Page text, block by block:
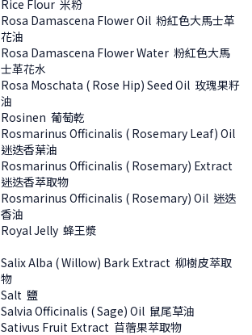
Rice Flour 米粉
Rosa Damascena Flower Oil 粉紅色大馬士革
花油
Rosa Damascena Flower Water 粉紅色大馬
士革花水
Rosa Moschata ( Rose Hip) Seed Oil 玫瑰果籽
油
Rosinen 葡萄乾
Rosmarinus Officinalis ( Rosemary Leaf) Oil
迷迭香葉油
Rosmarinus Officinalis ( Rosemary) Extract
迷迭香萃取物
Rosmarinus Officinalis ( Rosemary) Oil 迷迭
香油
Royal Jelly 蜂王漿
Salix Alba ( Willow) Bark Extract 柳樹皮萃取
物
Salt 鹽
Salvia Officinalis ( Sage) Oil 鼠尾草油
Sativus Fruit Extract 苜蓿果萃取物